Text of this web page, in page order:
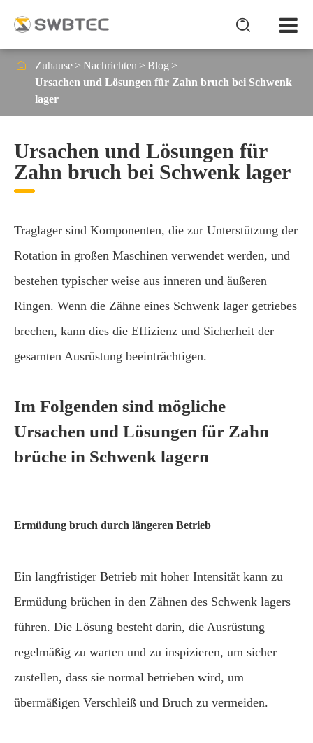

 Zuhause Nachrichten
Blog
Ursachen und Lösungen für Zahn bruch bei Schwenk
lager
Ursachen und Lösungen für
Zahn bruch bei Schwenk lager
Traglager sind Komponenten, die zur Unterstützung der
Rotation in großen Maschinen verwendet werden, und
bestehen typischer weise aus inneren und äußeren
Ringen. Wenn die Zähne eines Schwenk lager getriebes
brechen, kann dies die Effizienz und Sicherheit der
gesamten Ausrüstung beeinträchtigen.
Im Folgenden sind mögliche
Ursachen und Lösungen für Zahn
brüche in Schwenk lagern
Ermüdung bruch durch längeren Betrieb
Ein langfristiger Betrieb mit hoher Intensität kann zu
Ermüdung brüchen in den Zähnen des Schwenk lagers
führen. Die Lösung besteht darin, die Ausrüstung
regelmäßig zu warten und zu inspizieren, um sicher
zustellen, dass sie normal betrieben wird, um
übermäßigen Verschleiß und Bruch zu vermeiden.